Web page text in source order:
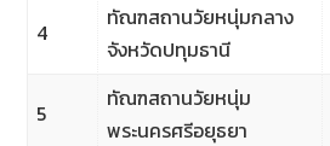
4
ทัณฑสถานวัยหนุ่มกลาง
จังหวัดปทุมธานี
5
ทัณฑสถานวัยหนุ่ม
พระนครศรีอยุธยา